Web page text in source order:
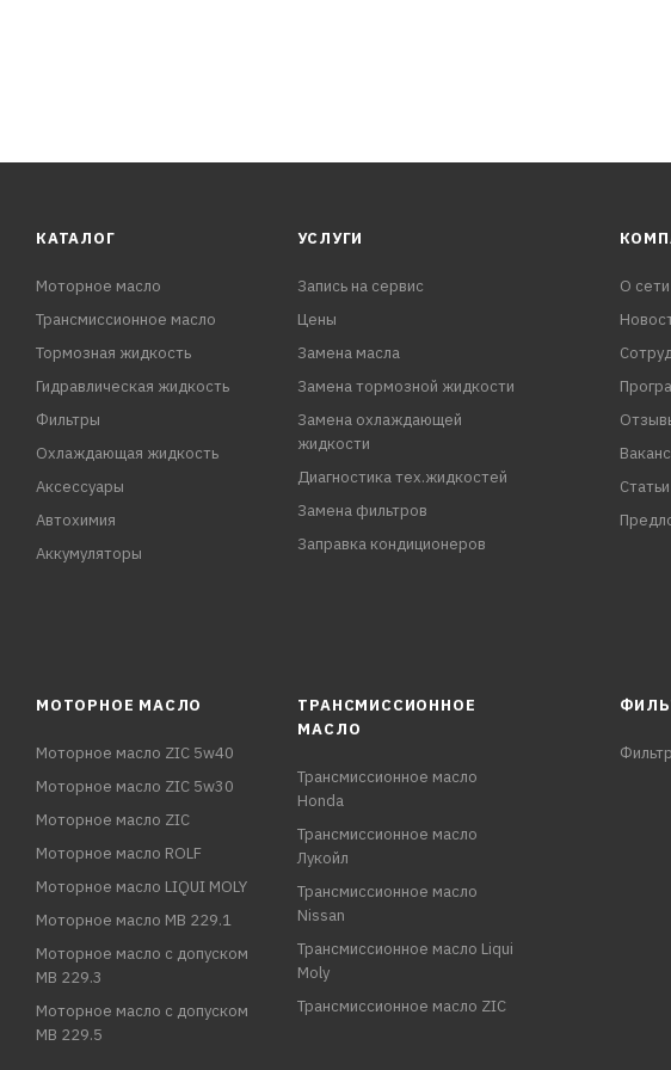
КАТАЛОГ
Моторное масло
Трансмиссионное масло
Тормозная жидкость
Гидравлическая жидкость
Фильтры
Охлаждающая жидкость
Аксессуары
Автохимия
Аккумуляторы
УСЛУГИ
Запись на сервис
Цены
Замена масла
Замена тормозной жидкости
Замена охлаждающей
жидкости
Диагностика тех.жидкостей
Замена фильтров
Заправка кондиционеров
О сети
Статьи
МОТОРНОЕ МАСЛО
Моторное масло ZIC 5w40
Моторное масло ZIC 5w30
Моторное масло ZIC
Моторное масло ROLF
Моторное масло LIQUI MOLY
Моторное масло MB 229.1
Моторное масло с допуском
MB 229.3
Моторное масло с допуском
MB 229.5
ТРАНСМИССИОННОЕ
МАСЛО
Трансмиссионное масло
Honda
Трансмиссионное масло
Лукойл
Трансмиссионное масло
Nissan
Трансмиссионное масло Liqui
Moly
Трансмиссионное масло ZIC